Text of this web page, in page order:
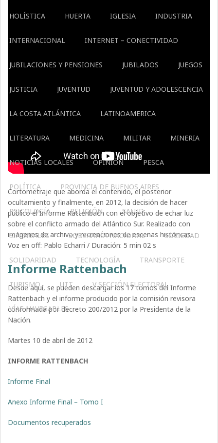
HOLÍSTICA HUERTA IGLESIA INDUSTRIA
INTERNACIONAL INTERNET – CONECTIVIDAD
JUBILACIONES Y PENSIONES JUBILADOS JUEGOS
JUSTICIA JUVENTUD JUVENTUD Y ADOLESCENCIA
LA COSTA ATLÁNTICA LATINOAMERICA
LITERATURA MEDICINA MILITAR MINERIA
NOTICIAS LOCALES OPINIÓN PESCA
POLÍTICA PROVINCIA DE BUENOS AIRES
PSICOLOGÍA RELIGIÓN SALUD
SINDICALES SOBERANÍA NACIONAL SOCIEDAD
SOLIDARIDAD TECNOLOGÍA TRANSPORTE
TURISMO UTT V SECCIÓN ELECTORAL
VÍAS NAVEGABLES
Cortometraje que aborda el contenido, el posterior
ocultamiento y finalmente, en 2012, la decisión de hacer
público el Informe Rattenbach con el objetivo de echar luz
sobre el conflicto armado del Atlántico Sur. Realizado con
imágenes de archivo y recreaciones de escenas históricas.
Voz en off: Pablo Echarri / Duración: 5 min 02 s
Informe Rattenbach
Desde aquí, se pueden descargar los 17 tomos del Informe
Rattenbach y el informe producido por la comisión revisora
conformada por decreto 200/2012 por la Presidenta de la
Nación.
Martes 10 de abril de 2012
INFORME RATTENBACH
Informe Final
Anexo Informe Final – Tomo I
Documentos recuperados